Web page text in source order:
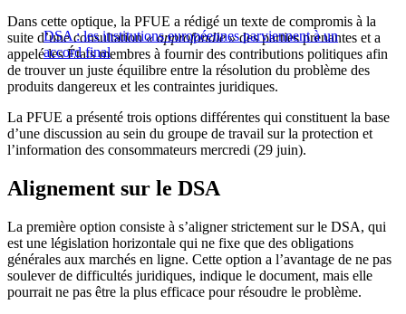
DSA : les institutions européennes parviennent à un
accord final
Dans cette optique, la PFUE a rédigé un texte de compromis à la
suite d’une consultation« approfondie »des parties prenantes et a
appelé les États membres à fournir des contributions politiques afin
de trouver un juste équilibre entre la résolution du problème des
produits dangereux et les contraintes juridiques.
La PFUE a présenté trois options différentes qui constituent la base
d’une discussion au sein du groupe de travail sur la protection et
l’information des consommateurs mercredi (29 juin).
Alignement sur le DSA
La première option consiste à s’aligner strictement sur le DSA, qui
est une législation horizontale qui ne fixe que des obligations
générales aux marchés en ligne. Cette option a l’avantage de ne pas
soulever de difficultés juridiques, indique le document, mais elle
pourrait ne pas être la plus efficace pour résoudre le problème.